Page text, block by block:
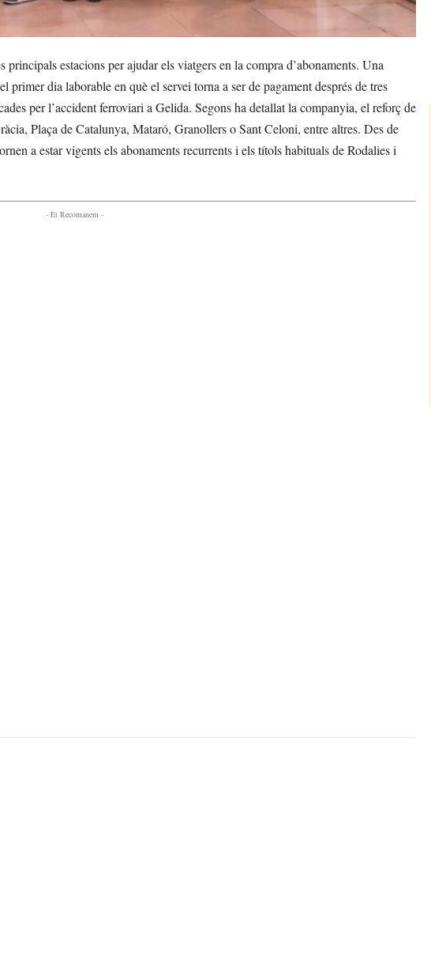
estacions per ajudar els viatgers en la compra d’abonaments. Una
primer dia laborable en què el servei torna a ser de pagament després de tres
per l’accident ferroviari a Gelida. Segons ha detallat la companyia, el reforç de
Plaça de Catalunya, Mataró, Granollers o Sant Celoni, entre altres. Des de
a estar vigents els abonaments recurrents i els títols habituals de Rodalies i
- Et Recomanem -